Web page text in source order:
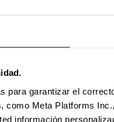
para garantizar el
como Meta Platforms
información